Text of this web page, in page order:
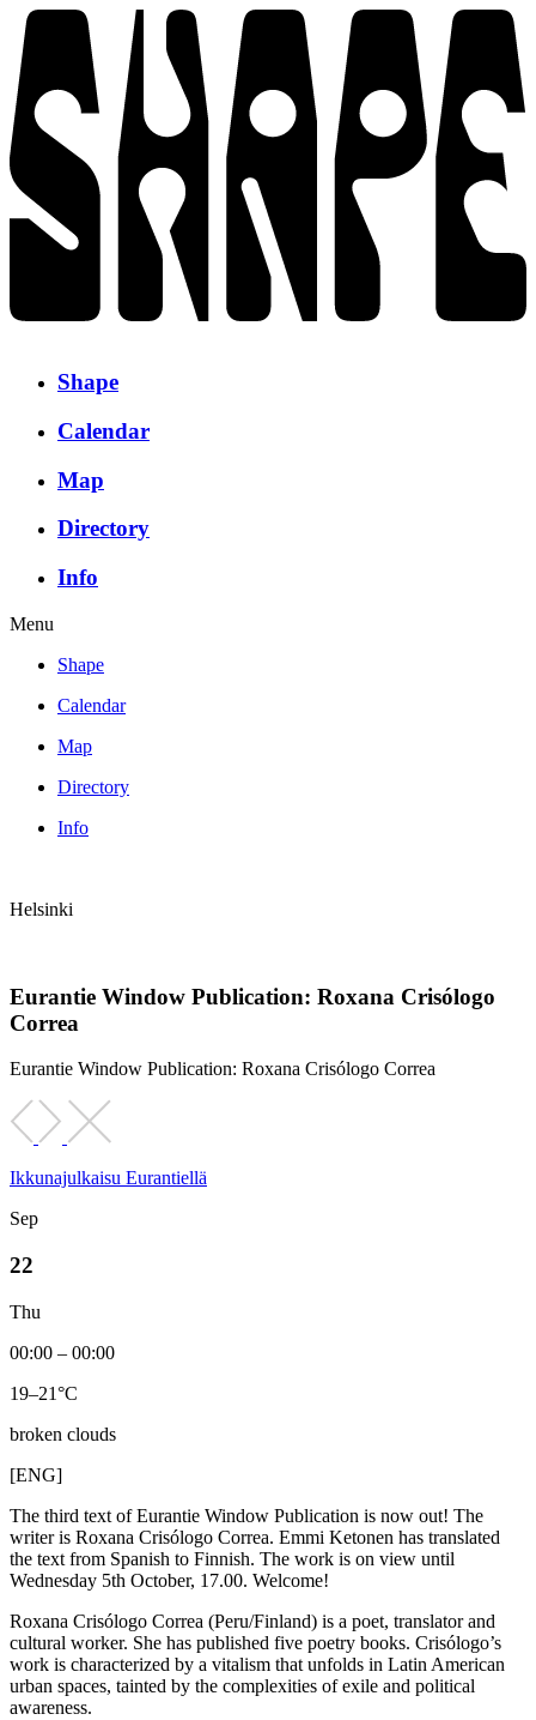
Shape
Calendar
Map
Directory
Info
Menu
Shape
Calendar
Map
Directory
Info
Helsinki
Eurantie Window Publication: Roxana Crisólogo
Correa
Eurantie Window Publication: Roxana Crisólogo Correa
Ikkunajulkaisu Eurantiellä
Sep
22
Thu
00:00 – 00:00
19–21°C
broken clouds
[ENG]
The third text of Eurantie Window Publication is now out! The
writer is Roxana Crisólogo Correa. Emmi Ketonen has translated
the text from Spanish to Finnish. The work is on view until
Wednesday 5th October, 17.00. Welcome!
Roxana Crisólogo Correa (Peru/Finland) is a poet, translator and
cultural worker. She has published five poetry books. Crisólogo’s
work is characterized by a vitalism that unfolds in Latin American
urban spaces, tainted by the complexities of exile and political
awareness.